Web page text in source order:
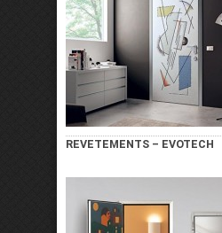
REVETEMENTS – EVOTECH